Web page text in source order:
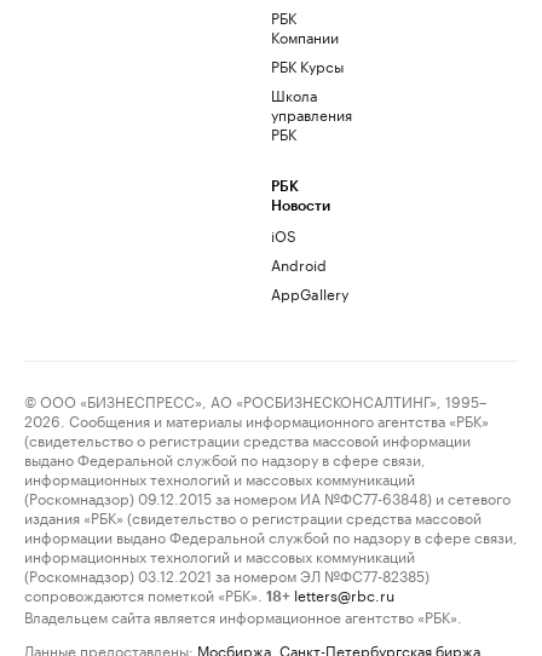
РБК
Компании
РБК Курсы
Школа
управления
РБК
РБК
Новости
iOS
Android
AppGallery
© ООО «БИЗНЕСПРЕСС», АО «РОСБИЗНЕСКОНСАЛТИНГ», 1995–
2026. Сообщения и материалы информационного агентства «РБК»
(свидетельство о регистрации средства массовой информации
выдано Федеральной службой по надзору в сфере связи,
информационных технологий и массовых коммуникаций
(Роскомнадзор) 09.12.2015 за номером ИА №ФС77-63848) и сетевого
издания «РБК» (свидетельство о регистрации средства массовой
информации выдано Федеральной службой по надзору в сфере связи,
информационных технологий и массовых коммуникаций
(Роскомнадзор) 03.12.2021 за номером ЭЛ №ФС77-82385)
сопровождаются пометкой «РБК».
18+ letters@rbc.ru
Владельцем сайта является информационное агентство «РБК».
Данные предоставлены: Мосбиржа Санкт-Петербургская биржа